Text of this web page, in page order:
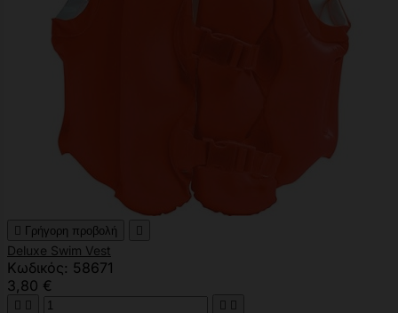
 Γρήγορη προβολή 
Deluxe Swim Vest
Κωδικός: 58671
3,80 €
   